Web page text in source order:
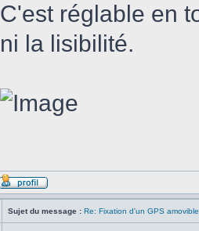
C'est réglable en
ni la lisibilité.
Sujet du message : Re: Fixation d'un GPS amovible